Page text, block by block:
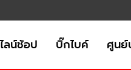
ลน์ช้อป บิ๊กไบค์ ศูนย์